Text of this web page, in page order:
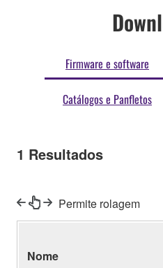
Firmware e software
Catálogos e Panfletos
1 Resultados
Permite rolagem
Nome